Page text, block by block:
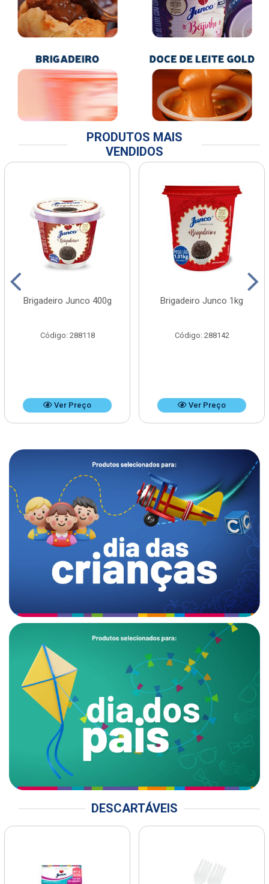
PRODUTOS MAIS
VENDIDOS
Brigadeiro Junco 400g
Código: 288118
Ver Preço
Brigadeiro Junco 1kg
Código: 288142
Ver Preço
DESCARTÁVEIS